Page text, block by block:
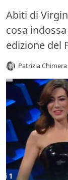
Abiti di
cosa
edizione del
Patrizia Chimera